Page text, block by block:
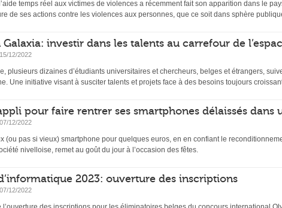
temps réel aux victimes de violences a récemment fait son apparition dans le
de ses actions contre les violences aux personnes, que ce soit dans sphère
investir dans les talents au carrefour de
12/2022
plusieurs dizaines d’étudiants universitaires et chercheurs, belges et étrangers,
Une initiative visant à susciter talents et projets face à des besoins toujours
pour faire rentrer ses smartphones délaissés dans
12/2022
(ou pas si vieux) smartphone pour quelques euros, en en confiant le
nivelloise, remet au goût du jour à l’occasion des fêtes.
2023: ouverture des inscriptions
12/2022